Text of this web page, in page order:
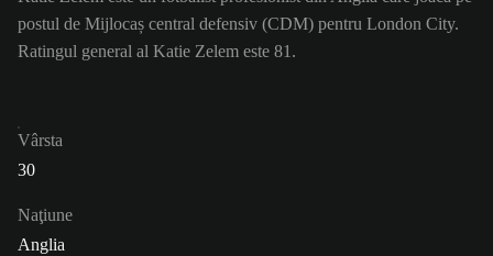
postul de Mijlocaș central defensiv (CDM) pentru London City.
Ratingul general al Katie Zelem este 81.
Vârsta
30
Naţiune
Anglia